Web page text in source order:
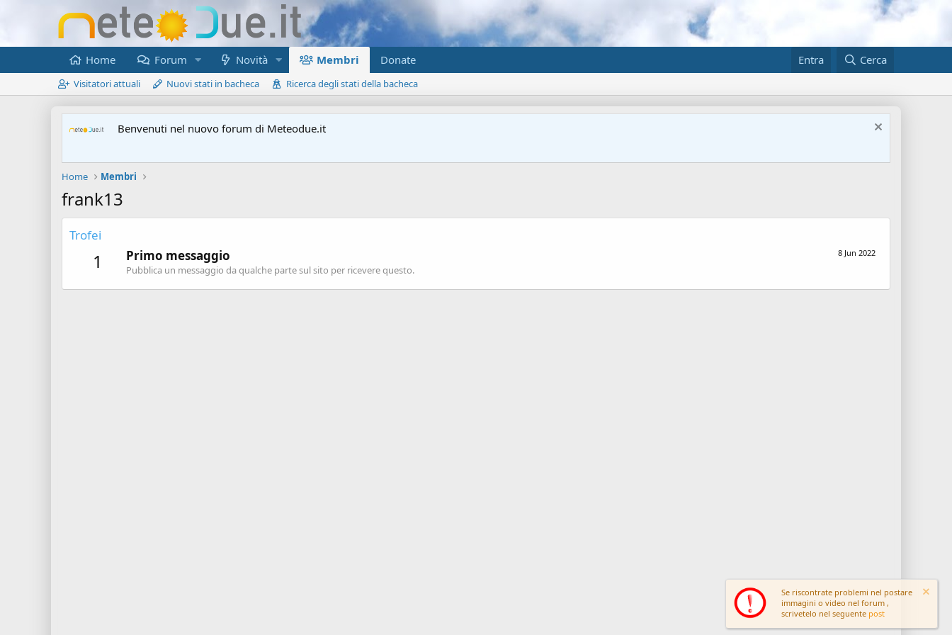
Home Forum Novità Membri Donate Entra Cerca
Visitatori attuali Nuovi stati in bacheca Ricerca degli stati della bacheca
Benvenuti nel nuovo forum di Meteodue.it
Home Membri
frank13
Trofei
1 8 Jun 2022
Primo messaggio
Pubblica un messaggio da qualche parte sul sito per ricevere questo.
Se riscontrate problemi nel postare
immagini o video nel forum ,
scrivetelo nel seguente post